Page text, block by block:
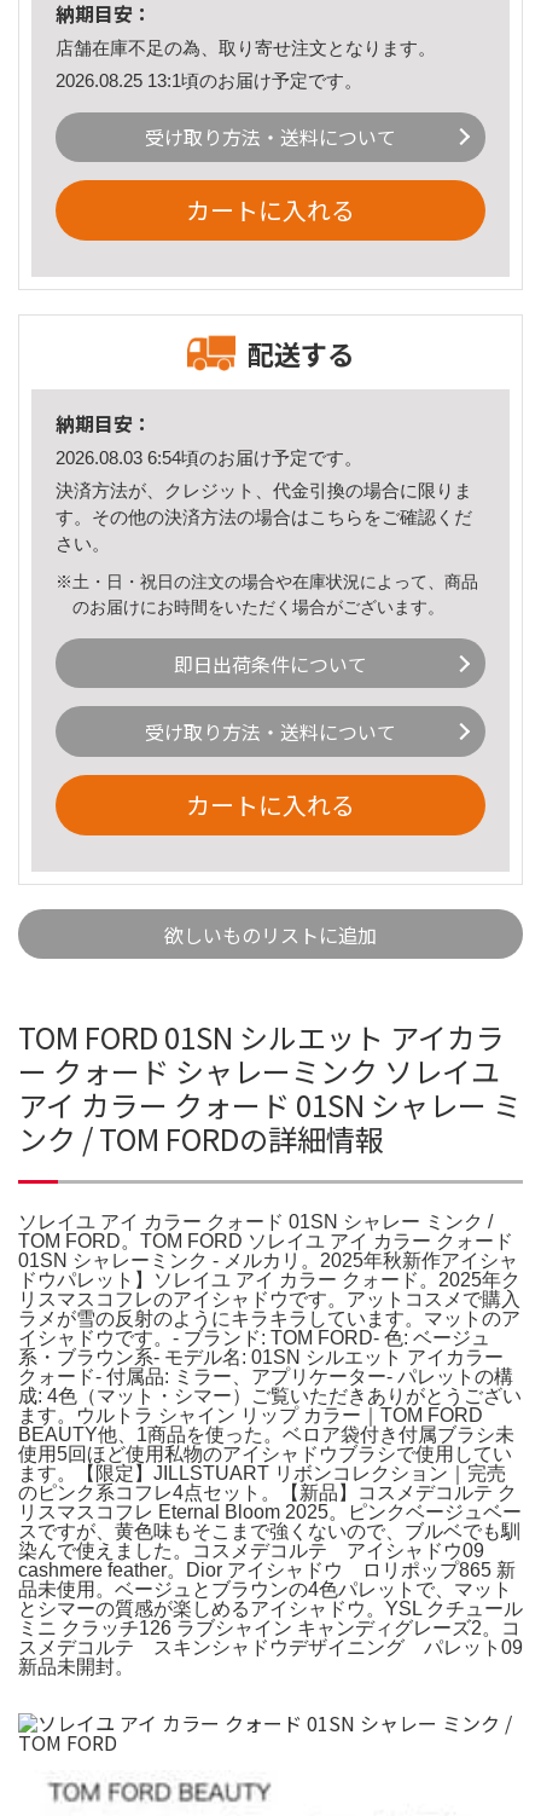
納期目安：
店舗在庫不足の為、取り寄せ注文となります。
2026.08.25 13:1頃のお届け予定です。
受け取り方法・送料について
カートに入れる
配送する
納期目安：
2026.08.03 6:54頃のお届け予定です。
決済方法が、クレジット、代金引換の場合に限りま
す。その他の決済方法の場合はこちら をご確認くだ
さい。
※土・日・祝日の注文の場合や在庫状況によって、商品
のお届けにお時間をいただく場合がございます。
即日出荷条件について
受け取り方法・送料について
カートに入れる
欲しいものリストに追加
TOM FORD 01SN シルエット アイカラ
ー クォード シャレーミンク ソレイユ
アイ カラー クォード 01SN シャレー ミ
ンク / TOM FORDの詳細情報
ソレイユ アイ カラー クォード 01SN シャレー ミンク /
TOM FORD。TOM FORD ソレイユ アイ カラー クォード
01SN シャレーミンク - メルカリ。2025年秋新作アイシャ
ドウパレット】ソレイユ アイ カラー クォード。2025年ク
リスマスコフレのアイシャドウです。アットコスメで購入
ラメが雪の反射のようにキラキラしています。マットのア
イシャドウです。- ブランド: TOM FORD- 色: ベージュ
系・ブラウン系- モデル名: 01SN シルエット アイカラー
クォード- 付属品: ミラー、アプリケーター- パレットの構
成: 4色（マット・シマー）ご覧いただきありがとうござい
ます。ウルトラ シャイン リップ カラー｜TOM FORD
BEAUTY他、1商品を使った。ベロア袋付き付属ブラシ未
使用5回ほど使用私物のアイシャドウブラシで使用してい
ます。【限定】JILLSTUART リボンコレクション｜完売
のピンク系コフレ4点セット。【新品】コスメデコルテ ク
リスマスコフレ Eternal Bloom 2025。ピンクベージュベー
スですが、黄色味もそこまで強くないので、ブルベでも馴
染んで使えました。コスメデコルテ アイシャドウ09
cashmere feather。Dior アイシャドウ ロリポップ865 新
品未使用。ベージュとブラウンの4色パレットで、マット
とシマーの質感が楽しめるアイシャドウ。YSL クチュール
ミニ クラッチ126 ラブシャイン キャンディグレーズ2。コ
スメデコルテ スキンシャドウデザイニング パレット09
新品未開封。